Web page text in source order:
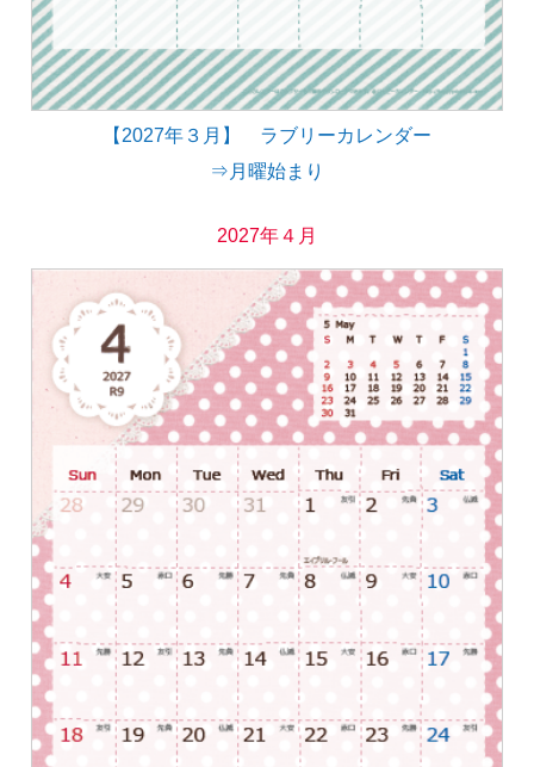
【2027年３月】 ラブリーカレンダー
⇒月曜始まり
2027年４月